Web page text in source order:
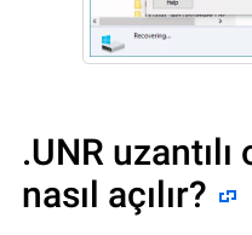
.UNR uzantılı
nasıl açılır?